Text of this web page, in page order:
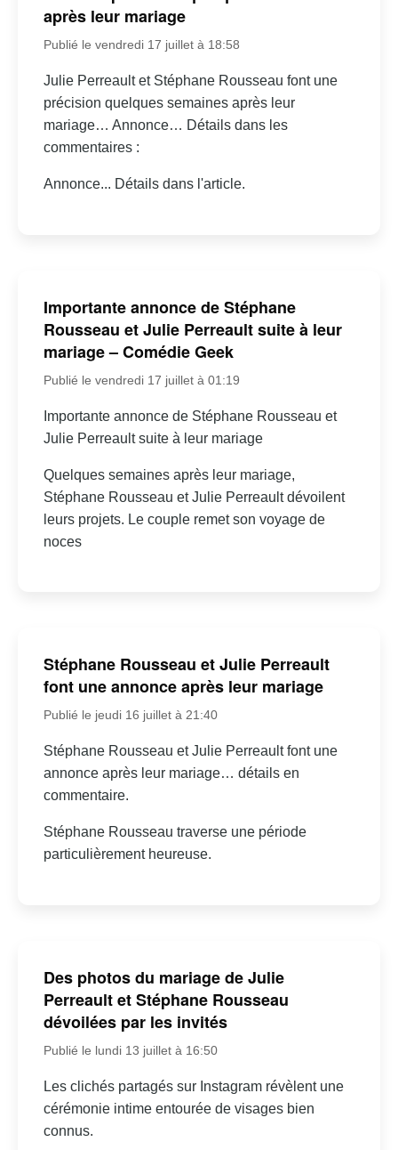
après leur mariage
Publié le vendredi 17 juillet à 18:58
Julie Perreault et Stéphane Rousseau font une
précision quelques semaines après leur
mariage… Annonce… Détails dans les
commentaires :
Annonce... Détails dans l'article.
Importante annonce de Stéphane
Rousseau et Julie Perreault suite à leur
mariage – Comédie Geek
Publié le vendredi 17 juillet à 01:19
Importante annonce de Stéphane Rousseau et
Julie Perreault suite à leur mariage
Quelques semaines après leur mariage,
Stéphane Rousseau et Julie Perreault dévoilent
leurs projets. Le couple remet son voyage de
noces
Stéphane Rousseau et Julie Perreault
font une annonce après leur mariage
Publié le jeudi 16 juillet à 21:40
Stéphane Rousseau et Julie Perreault font une
annonce après leur mariage… détails en
commentaire.
Stéphane Rousseau traverse une période
particulièrement heureuse.
Des photos du mariage de Julie
Perreault et Stéphane Rousseau
dévoilées par les invités
Publié le lundi 13 juillet à 16:50
Les clichés partagés sur Instagram révèlent une
cérémonie intime entourée de visages bien
connus.